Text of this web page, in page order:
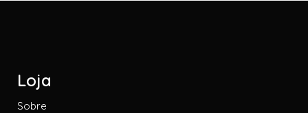
Loja
Sobre